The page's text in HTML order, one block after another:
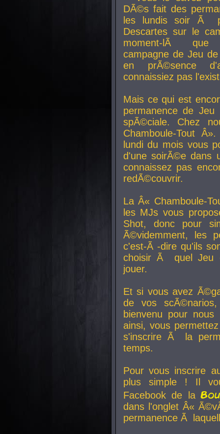
DÃ©s fait des
les lundis soir Ã
Descartes sur le
moment-lÃ que
campagne de Jeu
en prÃ©sence
connaissiez pas
Mais ce qui est
permanence de
spÃ©ciale. Chez
Chamboule-Tout
lundi du mois vous
d'une soirÃ©e dans
connaissez pas
redÃ©couvrir.
La Â« Chamboule-
les MJs vous
Shot, donc pour
Ã©videmment, les
c'est-Ã -dire qu'ils
choisir Ã quel Jeu
jouer.
Et si vous avez
de vos
bienvenu pour
ainsi, vous
s'inscrire Ã la
temps.
Pour vous inscrire
plus simple ! Il
Facebook de la
dans l'onglet Â«
permanence Ã